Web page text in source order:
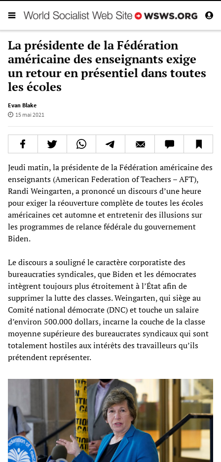
La présidente de la Fédération
américaine des enseignants exige
un retour en présentiel dans toutes
les écoles
Evan Blake
15 mai 2021
Jeudi matin, la présidente de la Fédération américaine des
enseignants (American Federation of Teachers – AFT),
Randi Weingarten, a prononcé un discours d’une heure
pour exiger la réouverture complète de toutes les écoles
américaines cet automne et entretenir des illusions sur
les programmes de relance fédérale du gouvernement
Biden.
Le discours a souligné le caractère corporatiste des
bureaucraties syndicales, que Biden et les démocrates
intègrent toujours plus étroitement à l’État afin de
supprimer la lutte des classes. Weingarten, qui siège au
Comité national démocrate (DNC) et touche un salaire
d’environ 500.000 dollars, incarne la couche de la classe
moyenne supérieure des bureaucrates syndicaux qui sont
totalement hostiles aux intérêts des travailleurs qu’ils
prétendent représenter.